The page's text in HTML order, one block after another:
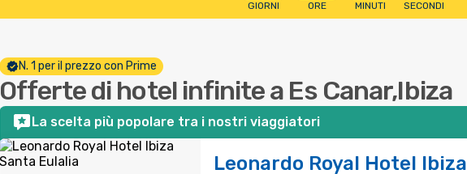
GIORNI ORE MINUTI SECONDI
N. 1 per il prezzo con Prime
Offerte di hotel infinite a Es Canar,Ibiza
La scelta più popolare tra i nostri viaggiatori
Leonardo Royal Hotel Ibiza